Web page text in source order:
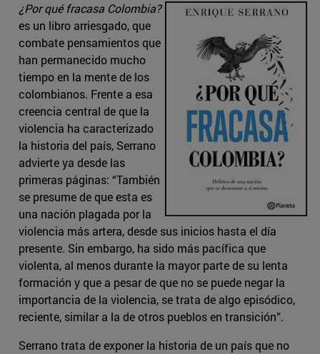
¿Por qué fracasa Colombia?
es un libro arriesgado, que
combate pensamientos que
han permanecido mucho
tiempo en la mente de los
colombianos. Frente a esa
creencia central de que la
violencia ha caracterizado
la historia del país, Serrano
advierte ya desde las
primeras páginas: “También
se presume de que esta es
una nación plagada por la
violencia más artera, desde sus inicios hasta el día
presente. Sin embargo, ha sido más pacífica que
violenta, al menos durante la mayor parte de su lenta
formación y que a pesar de que no se puede negar la
importancia de la violencia, se trata de algo episódico,
reciente, similar a la de otros pueblos en transición”.
Serrano trata de exponer la historia de un país que no